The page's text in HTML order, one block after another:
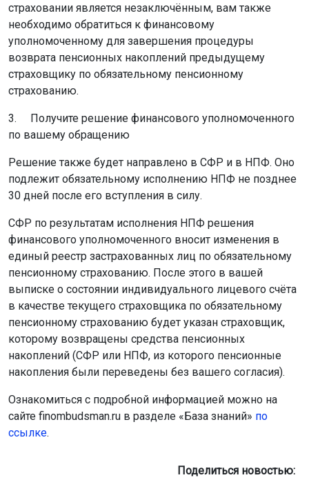
страховании является незаключённым, вам также
необходимо обратиться к финансовому
уполномоченному для завершения процедуры
возврата пенсионных накоплений предыдущему
страховщику по обязательному пенсионному
страхованию.
3. Получите решение финансового уполномоченного
по вашему обращению
Решение также будет направлено в СФР и в НПФ. Оно
подлежит обязательному исполнению НПФ не позднее
30 дней после его вступления в силу.
СФР по результатам исполнения НПФ решения
финансового уполномоченного вносит изменения в
единый реестр застрахованных лиц по обязательному
пенсионному страхованию. После этого в вашей
выписке о состоянии индивидуального лицевого счёта
в качестве текущего страховщика по обязательному
пенсионному страхованию будет указан страховщик,
которому возвращены средства пенсионных
накоплений (СФР или НПФ, из которого пенсионные
накопления были переведены без вашего согласия).
Ознакомиться с подробной информацией можно на
сайте finombudsman.ru в разделе «База знаний» по
ссылке.
Поделиться новостью: